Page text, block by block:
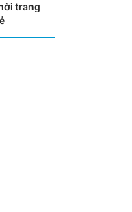
trang